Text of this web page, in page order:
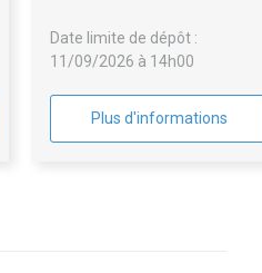
STATION DE POMPAGE DE "
MISSISSIPI " ET INSTALLATION
Date limite de dépôt :
11/09/2026 à 14h00
Plus d'informations